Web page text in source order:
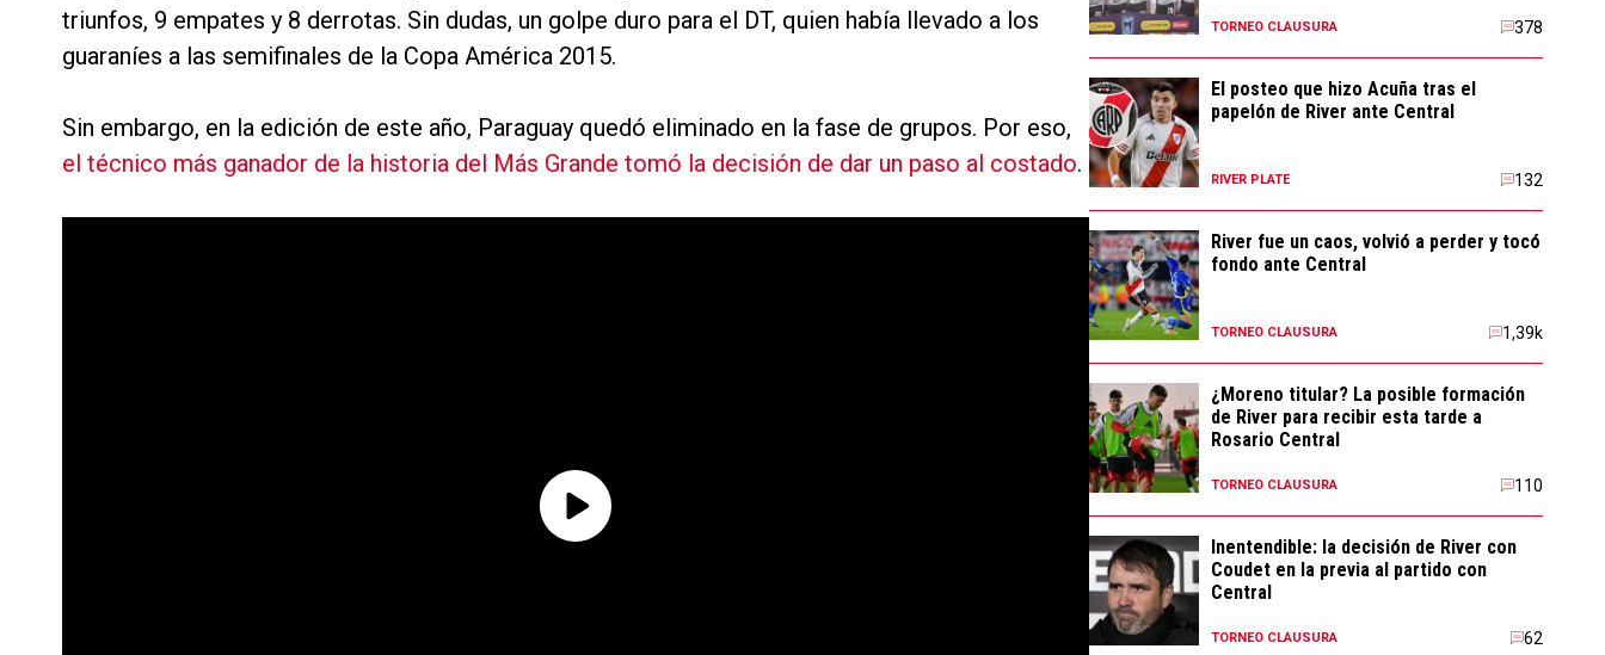
triunfos, 9 empates y 8 derrotas. Sin dudas, un golpe duro para el DT, quien había llevado a los
guaraníes a las semifinales de la Copa América 2015.
Sin embargo, en la edición de este año, Paraguay quedó eliminado en la fase de grupos. Por eso,
el técnico más ganador de la historia del Más Grande tomó la decisión de dar un paso al costado.
TORNEO CLAUSURA 378
El posteo que hizo Acuña tras el
papelón de River ante Central
RIVER PLATE 132
River fue un caos, volvió a perder y tocó
fondo ante Central
TORNEO CLAUSURA 1,39k
¿Moreno titular? La posible formación
de River para recibir esta tarde a
Rosario Central
TORNEO CLAUSURA 110
Inentendible: la decisión de River con
Coudet en la previa al partido con
Central
TORNEO CLAUSURA 62